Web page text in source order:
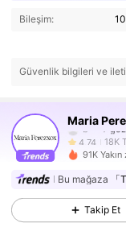
Bileşim:
Güvenlik bilgileri ve
Maria
4,74 18K
4,74 18K
18K
91K Yakın
Bu mağaza
Takip Et